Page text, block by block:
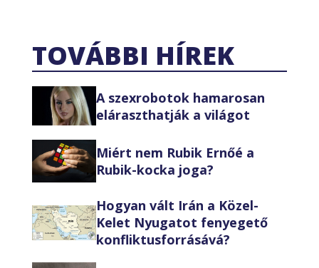
TOVÁBBI HÍREK
A szexrobotok hamarosan
eláraszthatják a világot
Miért nem Rubik Ernőé a
Rubik-kocka joga?
Hogyan vált Irán a Közel-
Kelet Nyugatot fenyegető
konfliktusforrásává?